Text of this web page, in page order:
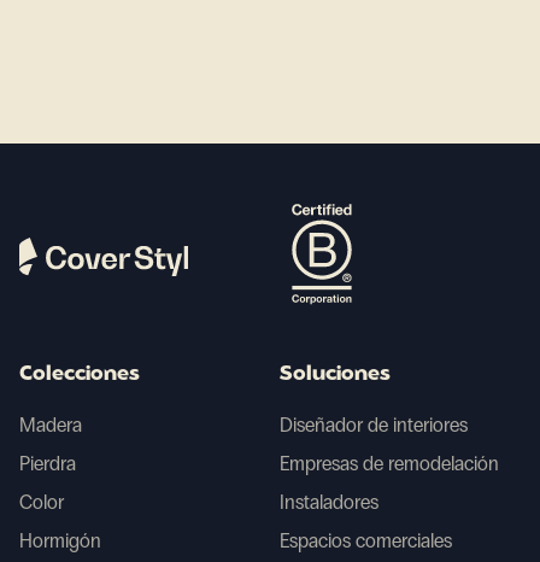
Colecciones
Madera
Pierdra
Color
Hormigón
Soluciones
Diseñador de interiores
Empresas de remodelación
Instaladores
Espacios comerciales